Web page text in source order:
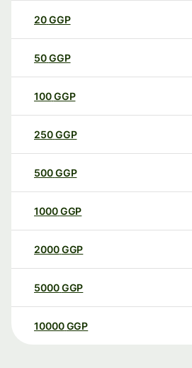
20GGP
50GGP
100GGP
250GGP
500GGP
1000GGP
2000GGP
5000GGP
10000 GGP